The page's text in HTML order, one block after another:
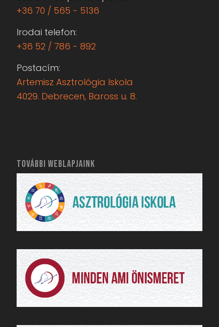
+36 70 / 565 - 5136
Irodai telefon:
+36 52 / 786 - 892
Postacím:
Artemisz Asztrológia Iskola
4029. Debrecen, Baross u. 8.
TOVÁBBI WEBLAPJAINK